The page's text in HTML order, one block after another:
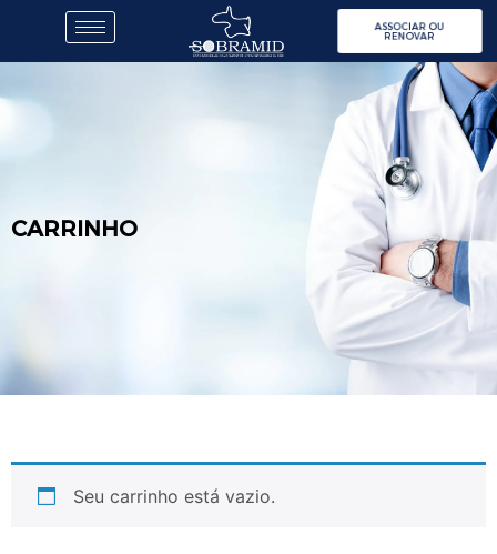
ASSOCIAR OU
RENOVAR
CARRINHO
Seu carrinho está vazio.